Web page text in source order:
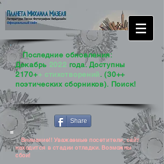
Последние обновления:
Декабрь2022 года. Доступны
2170++ стихотворений. (30++
поэтических сборников). Поиск!
Share
Внимание!! Уважаемые посетители, сайт
находится в стадии отладки. Возможны
сбои!